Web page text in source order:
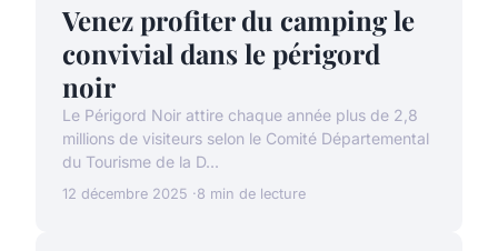
Venez profiter du camping le
convivial dans le périgord
noir
Le Périgord Noir attire chaque année plus de 2,8
millions de visiteurs selon le Comité Départemental
du Tourisme de la D...
12 décembre 2025 8 min de lecture